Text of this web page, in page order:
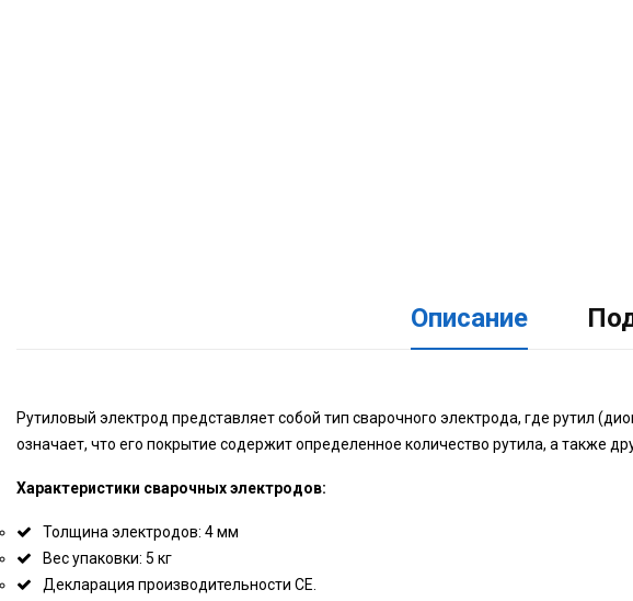
Описание
Рутиловый электрод представляет собой тип сварочного электрода, где рутил
означает, что его покрытие содержит определенное количество рутила, а также
Характеристики сварочных электродов:
Толщина электродов: 4 мм
Вес упаковки: 5 кг
Декларация производительности CE.